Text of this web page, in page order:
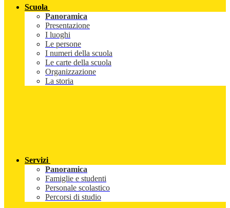
Scuola
Panoramica
Presentazione
I luoghi
Le persone
I numeri della scuola
Le carte della scuola
Organizzazione
La storia
Servizi
Panoramica
Famiglie e studenti
Personale scolastico
Percorsi di studio